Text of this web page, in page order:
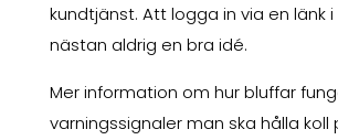
kundtjänst. Att logga in via en länk
nästan aldrig en bra idé.
Mer information om hur bluffar
varningssignaler man ska hålla koll